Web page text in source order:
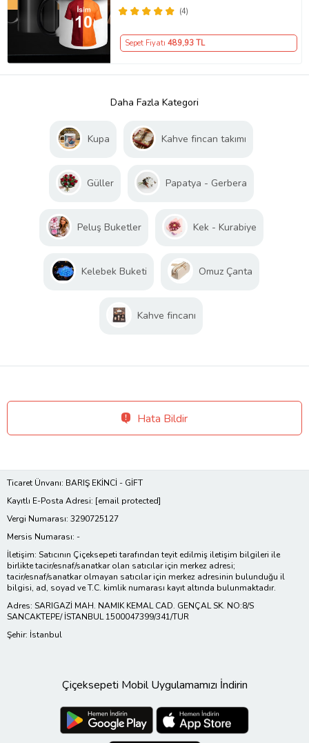
(4)
Sepet Fiyatı 489,93 TL
Daha Fazla Kategori
Kupa Kahve fincan takımı
Güller Papatya - Gerbera
Peluş Buketler Kek - Kurabiye
Kelebek Buketi Omuz Çanta
Kahve fincanı
Hata Bildir
Ticaret Ünvanı: BARIŞ EKİNCİ - GİFT
Kayıtlı E-Posta Adresi: [email protected]
Vergi Numarası: 3290725127
Mersis Numarası: -
İletişim: Satıcının Çiçeksepeti tarafından teyit edilmiş iletişim bilgileri ile
birlikte tacir/esnaf/sanatkar olan satıcılar için merkez adresi;
tacir/esnaf/sanatkar olmayan satıcılar için merkez adresinin bulunduğu il
bilgisi, ad, soyad ve T.C. kimlik numarası kayıt altında bulunmaktadır.
Adres: SARIGAZİ MAH. NAMIK KEMAL CAD. GENÇAL SK. NO:8/S
SANCAKTEPE/ İSTANBUL 1500047399/341/TUR
Şehir: İstanbul
Çiçeksepeti Mobil Uygulamamızı İndirin